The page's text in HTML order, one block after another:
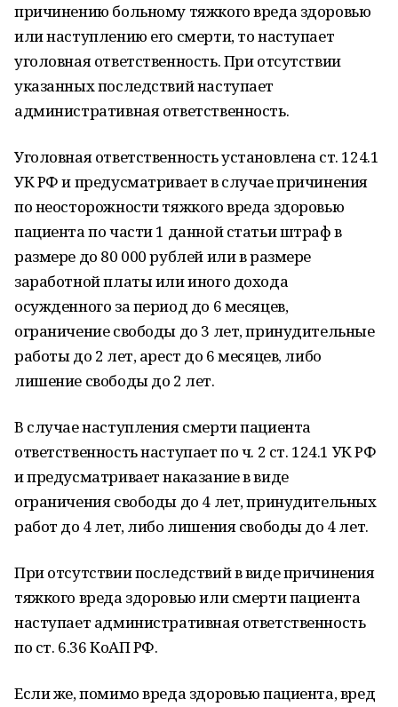
причинению больному тяжкого вреда здоровью
или наступлению его смерти, то наступает
уголовная ответственность. При отсутствии
указанных последствий наступает
административная ответственность.
Уголовная ответственность установлена ст. 124.1
УК РФ и предусматривает в случае причинения
по неосторожности тяжкого вреда здоровью
пациента по части 1 данной статьи штраф в
размере до 80 000 рублей или в размере
заработной платы или иного дохода
осужденного за период до 6 месяцев,
ограничение свободы до 3 лет, принудительные
работы до 2 лет, арест до 6 месяцев, либо
лишение свободы до 2 лет.
В случае наступления смерти пациента
ответственность наступает по ч. 2 ст. 124.1 УК РФ
и предусматривает наказание в виде
ограничения свободы до 4 лет, принудительных
работ до 4 лет, либо лишения свободы до 4 лет.
При отсутствии последствий в виде причинения
тяжкого вреда здоровью или смерти пациента
наступает административная ответственность
по ст. 6.36 КоАП РФ.
Если же, помимо вреда здоровью пациента, вред